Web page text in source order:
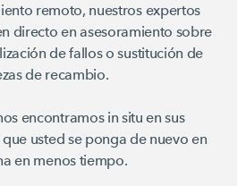
remoto, nuestros expertos
directo en asesoramiento sobre
de fallos o sustitución de
de recambio.
encontramos in situ en sus
que usted se ponga de nuevo en
en menos tiempo.